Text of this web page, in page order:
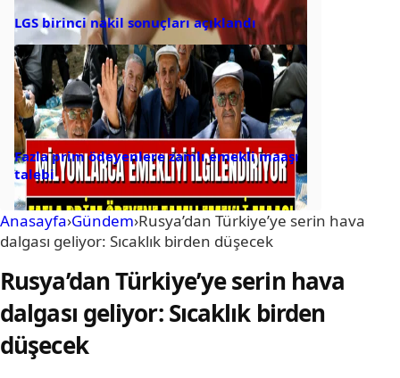
LGS birinci nakil sonuçları açıklandı
Fazla prim ödeyenlere zamlı emekli maaşı
talebi
Anasayfa›Gündem›Rusya’dan Türkiye’ye serin hava
dalgası geliyor: Sıcaklık birden düşecek
Rusya’dan Türkiye’ye serin hava
dalgası geliyor: Sıcaklık birden
düşecek